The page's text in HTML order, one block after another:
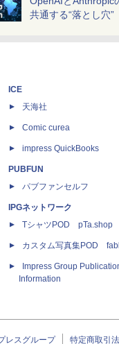
共通する“落とし穴”
ICE
天海社
Comic curea
impress QuickBooks
PUBFUN
パブファンセルフ
IPGネットワーク
TシャツPOD pTa.shop
カスタム写真集POD
Impress Group
Information
レスグループ 特定商取引